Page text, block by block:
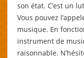
son état. C’est un
Vous pouvez
musique. En
instrument de
raisonnable.